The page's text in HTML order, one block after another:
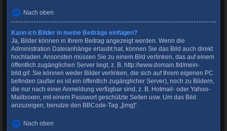
Nach oben
Kann ich Bilder in meine Beiträge einfügen?
Ja, Bilder können in Ihrem Beitrag angezeigt werden. Wenn die
Administration Dateianhänge erlaubt hat, können Sie das Bild auch direkt
hochladen. Ansonsten müssen Sie zu einem Bild verlinken, das auf einem
öffentlich zugänglichen Server liegt, z. B. http://www.domain.tld/mein-
bild.gif. Sie können weder Bilder verlinken, die sich auf Ihrem eigenen PC
befinden (außer es ist ein öffentlich zugänglicher Server), noch zu Bildern,
die nur nach einer Anmeldung verfügbar sind, z. B. Hotmail- oder Yahoo-
Mailboxen, mit einem Passwort geschützte Seiten usw. Um das Bild
anzuzeigen, benutze den BBCode-Tag „[img]“.
Nach oben